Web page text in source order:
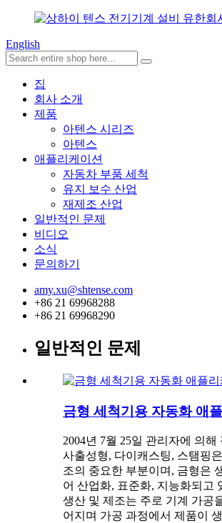
English
집
회사 소개
제품
아텐스 시리즈
아텐스
애플리케이션
자동차 부품 세척
유지 보수 산업
재제조 산업
일반적인 문제
비디오
소식
문의하기
amy.xu@shtense.com
+86 21 69968288
+86 21 69968290
일반적인 문제
금형 세척기용 자동화 애
2004년 7월 25일 관리자에 의해
사출성형, 다이캐스팅, 스탬핑
조의 중요한 부분이며, 금형은
어 산업화, 표준화, 지능화되고
생산 및 제조는 주로 기계 가공
어지며 가공 과정에서 제품이